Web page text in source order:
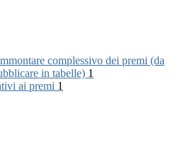
complessivo dei premi (da
in tabelle) 1
ai premi 1